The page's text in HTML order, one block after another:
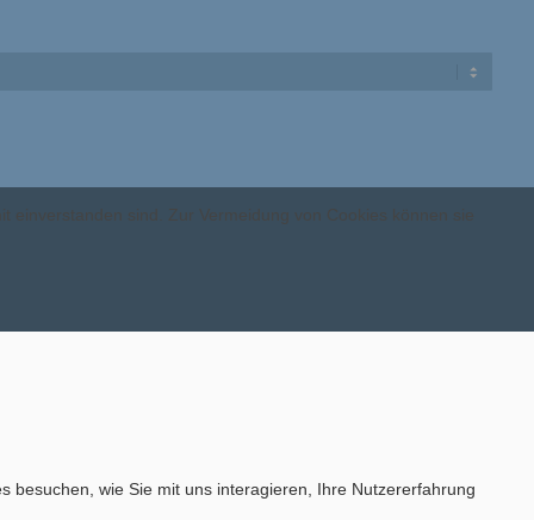
einverstanden sind. Zur Vermeidung von Cookies können sie
besuchen, wie Sie mit uns interagieren, Ihre Nutzererfahrung